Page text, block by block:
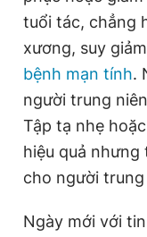
tuổi tác, chẳng
xương, suy
bệnh mạn tính.
người trung
Tập tạ nhẹ
hiệu quả nhưng
cho người trung
Ngày mới với